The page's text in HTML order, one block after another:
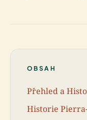
OBSAH
Přehled a
Historie